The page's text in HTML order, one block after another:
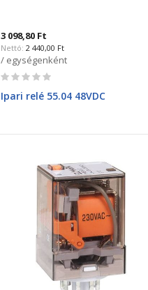
3 098,80 Ft
2 440,00 Ft
/ egységenként
Rating:
Ipari relé 55.04 48VDC